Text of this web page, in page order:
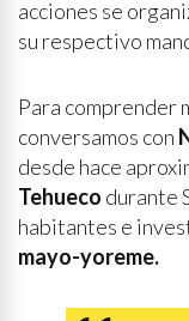
acciones se
su respectivo
Para comprender
conversamos con
desde hace
Tehueco durante
habitantes e
mayo-yoreme.